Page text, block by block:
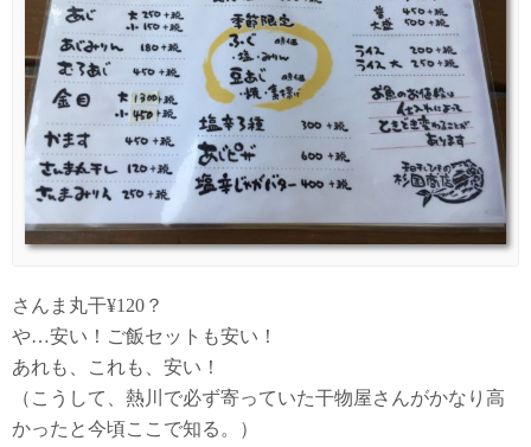
さんま丸干¥120？
や…安い！ご飯セットも安い！
あれも、これも、安い！
（こうして、熱川で必ず寄っていた干物屋さんがかなり高
かったと今頃ここで知る。）